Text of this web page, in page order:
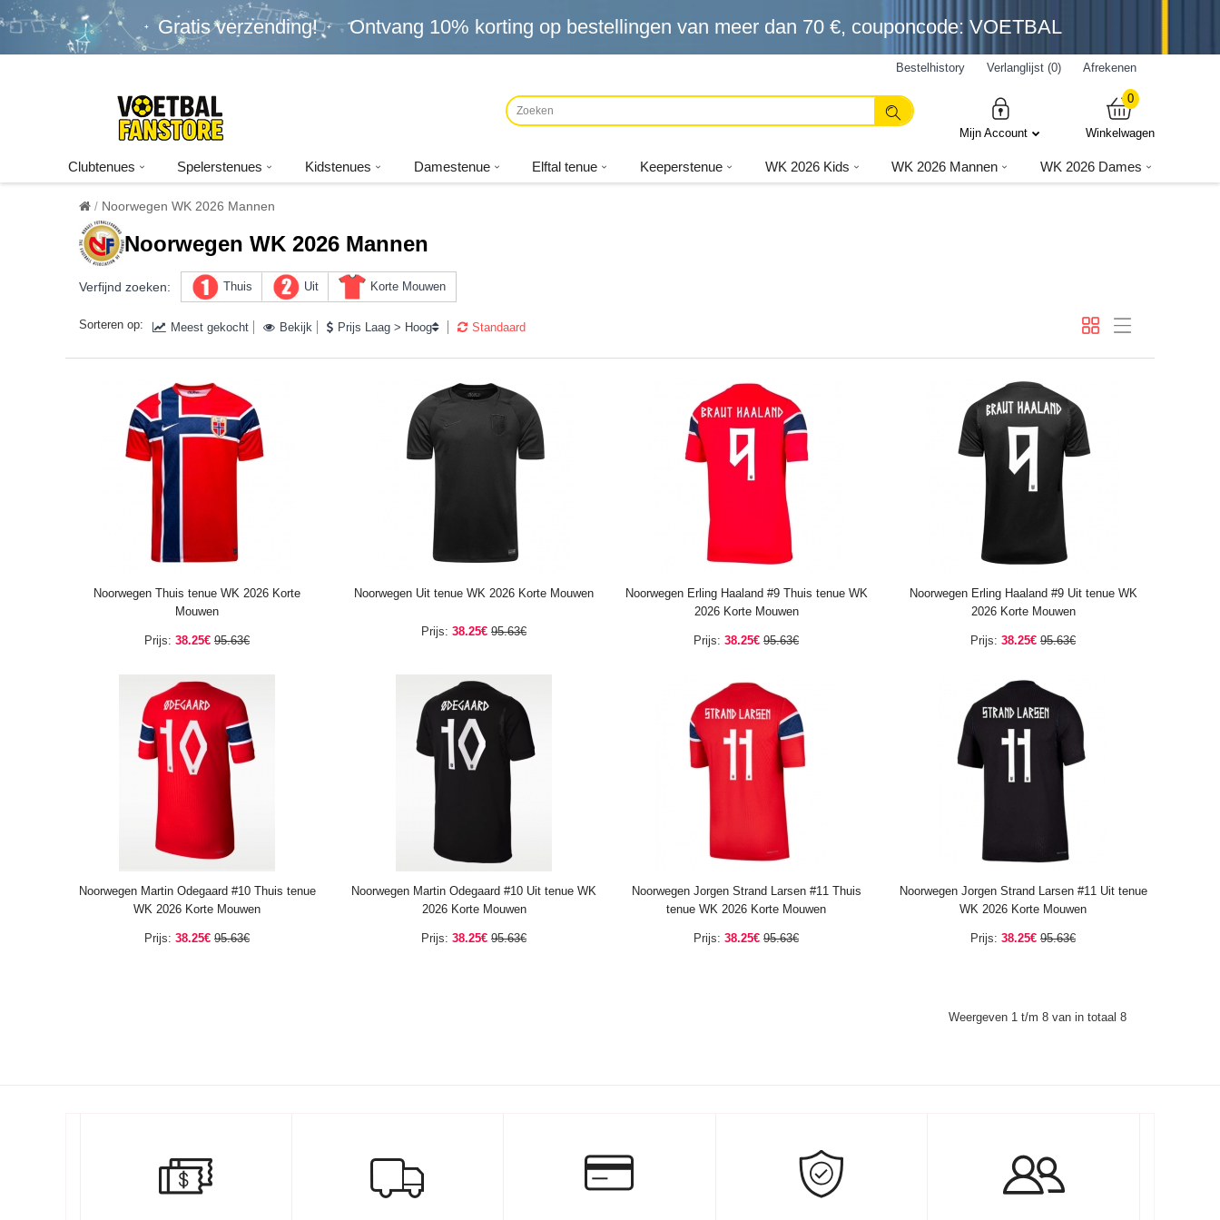
Gratis verzending! Ontvang 10% korting op bestellingen van meer dan 70 €, couponcode: VOETBAL
Bestelhistory Verlanglijst (0) Afrekenen
Mijn Account
0
Winkelwagen
Clubtenues Spelerstenues Kidstenues Damestenue Elftal tenue Keeperstenue WK 2026 Kids WK 2026 Mannen WK 2026 Dames
Noorwegen WK 2026 Mannen
Noorwegen WK 2026 Mannen
Verfijnd zoeken: Thuis Uit Korte Mouwen
Sorteren op: Meest gekocht Bekijk Prijs Laag > Hoog Standaard
Noorwegen Thuis tenue WK 2026 Korte
Mouwen
Prijs: 38.25€ 95.63€
Noorwegen Uit tenue WK 2026 Korte Mouwen
Prijs: 38.25€ 95.63€
Noorwegen Erling Haaland #9 Thuis tenue WK
2026 Korte Mouwen
Prijs: 38.25€ 95.63€
Noorwegen Erling Haaland #9 Uit tenue WK
2026 Korte Mouwen
Prijs: 38.25€ 95.63€
Noorwegen Martin Odegaard #10 Thuis tenue
WK 2026 Korte Mouwen
Prijs: 38.25€ 95.63€
Noorwegen Martin Odegaard #10 Uit tenue WK
2026 Korte Mouwen
Prijs: 38.25€ 95.63€
Noorwegen Jorgen Strand Larsen #11 Thuis
tenue WK 2026 Korte Mouwen
Prijs: 38.25€ 95.63€
Noorwegen Jorgen Strand Larsen #11 Uit tenue
WK 2026 Korte Mouwen
Prijs: 38.25€ 95.63€
Weergeven 1 t/m 8 van in totaal 8